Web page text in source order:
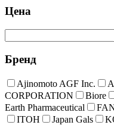
Цена
Бренд
Ajinomoto AGF Inc.
CORPORATION
Biore
Earth Pharmaceutical
ITOH
Japan Gals